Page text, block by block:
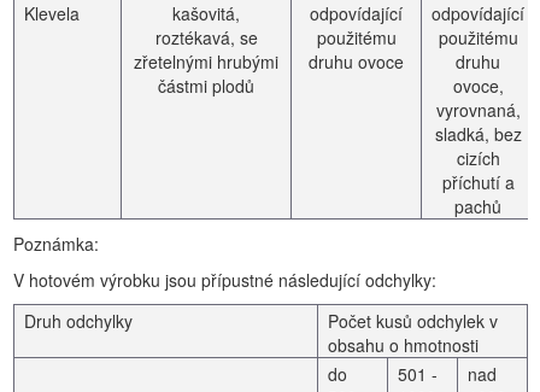
Klevela
kašovitá,
roztékavá, se
zřetelnými hrubými
částmi plodů
odpovídající
použitému
druhu ovoce
odpovídající
použitému
druhu
ovoce,
vyrovnaná,
sladká, bez
cizích
příchutí a
pachů
Poznámka:
V hotovém výrobku jsou přípustné následující odchylky:
Druh odchylky
Počet kusů odchylek v
obsahu o hmotnosti
do
501 -
nad